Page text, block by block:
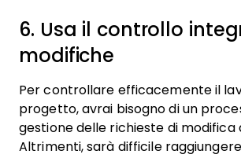
6. Usa il controllo
modifiche
Per controllare efficacemente il
progetto, avrai bisogno di un
gestione delle richieste di modifica
Altrimenti, sarà difficile